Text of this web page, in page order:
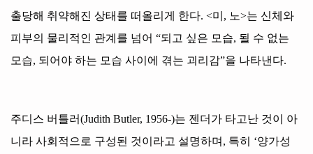
출당해 취약해진 상태를 떠올리게 한다. <미 , 노>는 신체와
피부의 물리적인 관계를 넘어 “되고 싶은 모습, 될 수 없는
모습, 되어야 하는 모습 사이에 겪는 괴리감”을 나타낸다.
주디스 버틀러(Judith Butler, 1956-)는 젠더가 타고난 것이 아
니라 사회적으로 구성된 것이라고 설명하며 , 특히 ‘양가성